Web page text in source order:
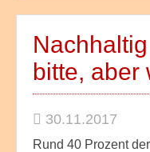
bitte, aber
30.11.2017
Rund 40 Prozent